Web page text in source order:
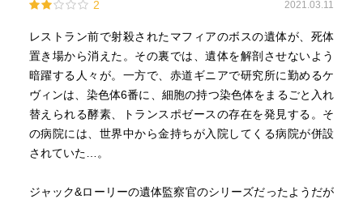
2 2021.03.11
レストラン前で射殺されたマフィアのボスの遺体が、死体
置き場から消えた。その裏では、遺体を解剖させないよう
暗躍する人々が。一方で、赤道ギニアで研究所に勤めるケ
ヴィンは、染色体6番に、細胞の持つ染色体をまるごと入れ
替えられる酵素、トランスポゼースの存在を発見する。そ
の病院には、世界中から金持ちが入院してくる病院が併設
されていた…。
ジャック&ローリーの遺体監察官のシリーズだったようだが